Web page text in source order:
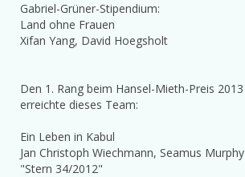
Gabriel-Grüner-Stipendium:
Land ohne Frauen
Xifan Yang, David Hoegsholt
Den 1. Rang beim Hansel-Mieth-Preis 2013
erreichte dieses Team:
Ein Leben in Kabul
Jan Christoph Wiechmann, Seamus Murphy
"Stern 34/2012"